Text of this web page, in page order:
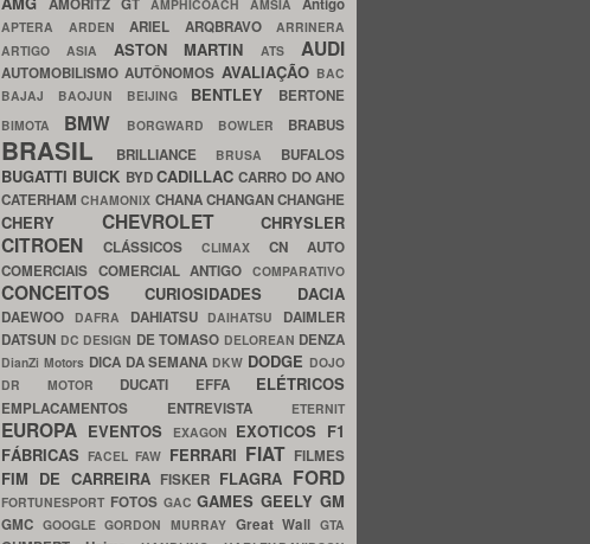
AMORITZ GT AMPHICOACH AMSIA Antigo
APTERA ARDEN ARIEL ARQBRAVO ARRINERA
ARTIGO ASIA ASTON MARTINATS AUDI
AUTOMOBILISMOAUTÔNOMOS AVALIAÇÃO BAC
BAJAJ BAOJUN BEIJING BENTLEY BERTONE
BIMOTA BMW BORGWARD BOWLER BRABUS
BRASIL BRILLIANCE BRUSA BUFALOS
BUGATTI BUICK BYDCADILLACCARRO DO ANO
CATERHAMCHAMONIX CHANACHANGANCHANGHE
CHERY CHEVROLET CHRYSLER
CITROEN CLÁSSICOS CLIMAX CN AUTO
COMERCIAIS COMERCIAL ANTIGOCOMPARATIVO
CONCEITOS CURIOSIDADES DACIA
DAEWOO DAFRA DAHIATSU DAIHATSU DAIMLER
DATSUN DC DESIGN DE TOMASO DELOREAN DENZA
DianZi Motors DICA DA SEMANA DKW DODGE DOJO
DR MOTOR DUCATI EFFA ELÉTRICOS
EMPLACAMENTOS ENTREVISTA ETERNIT
EUROPA EVENTOS EXAGON EXOTICOS F1
FÁBRICASFACELFAW FERRARI FIAT FILMES
FIM DE CARREIRA FISKER FLAGRA FORD
FORTUNESPORT FOTOS GACGAMESGEELYGM
GMC GOOGLEGORDON MURRAY Great WallGTA